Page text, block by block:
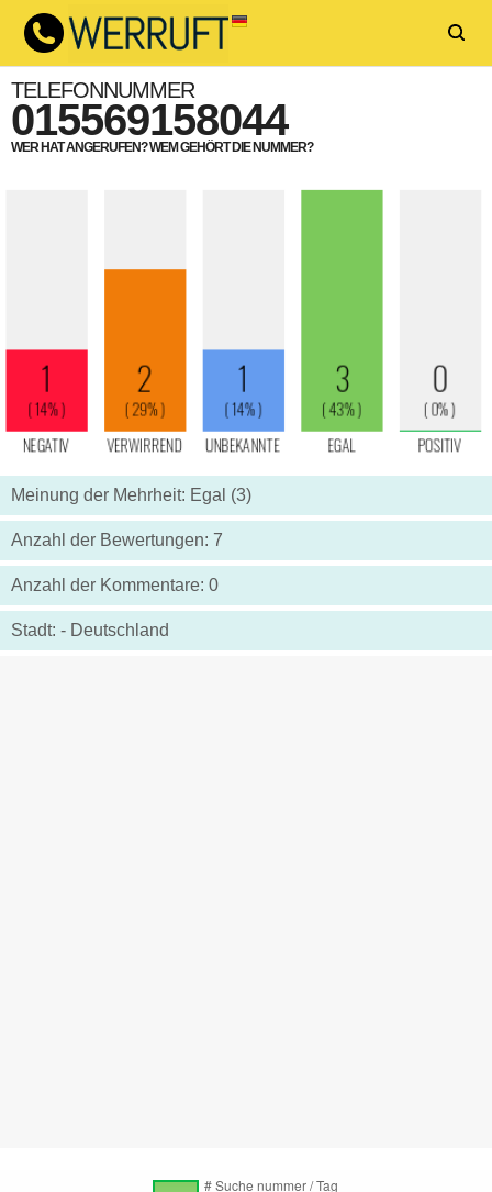
TELEFONNUMMER
015569158044
WER HAT ANGERUFEN? WEM GEHÖRT DIE NUMMER?
Meinung der Mehrheit: Egal (3)
Anzahl der Bewertungen: 7
Anzahl der Kommentare: 0
Stadt: - Deutschland